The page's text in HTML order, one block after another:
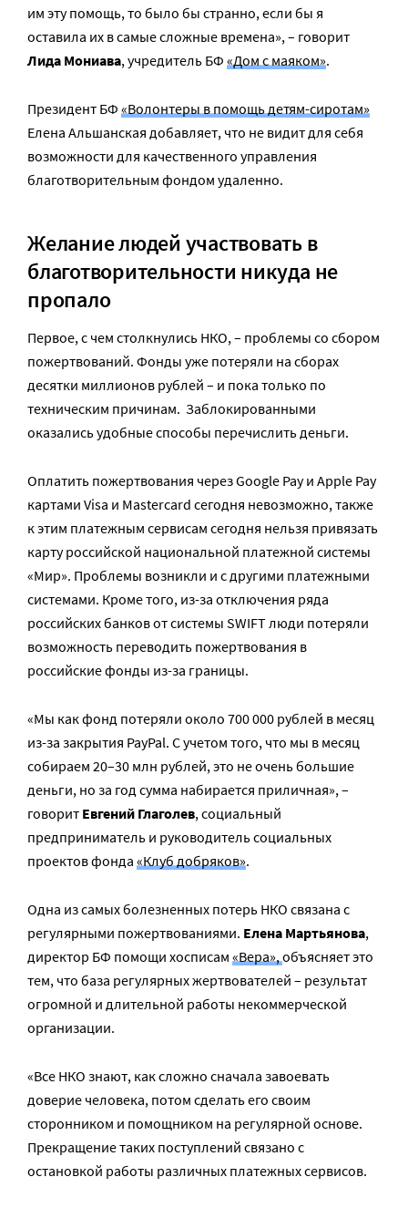
им эту помощь, то было бы странно, если бы я
оставила их в самые сложные времена», – говорит
Лида Мониава, учредитель БФ «Дом с маяком».
Президент БФ «Волонтеры в помощь детям-сиротам»
Елена Альшанская добавляет, что не видит для себя
возможности для качественного управления
благотворительным фондом удаленно.
Желание людей участвовать в
благотворительности никуда не
пропало
Первое, с чем столкнулись НКО, – проблемы со сбором
пожертвований. Фонды уже потеряли на сборах
десятки миллионов рублей – и пока только по
техническим причинам. Заблокированными
оказались удобные способы перечислить деньги.
Оплатить пожертвования через Google Pay и Apple Pay
картами Visa и Mastercard сегодня невозможно, также
к этим платежным сервисам сегодня нельзя привязать
карту российской национальной платежной системы
«Мир». Проблемы возникли и с другими платежными
системами. Кроме того, из-за отключения ряда
российских банков от системы SWIFT люди потеряли
возможность переводить пожертвования в
российские фонды из-за границы.
«Мы как фонд потеряли около 700 000 рублей в месяц
из-за закрытия PayPal. С учетом того, что мы в месяц
собираем 20–30 млн рублей, это не очень большие
деньги, но за год сумма набирается приличная», –
говорит Евгений Глаголев, социальный
предприниматель и руководитель социальных
проектов фонда «Клуб добряков».
Одна из самых болезненных потерь НКО связана с
регулярными пожертвованиями. Елена Мартьянова,
директор БФ помощи хосписам «Вера»,объясняет это
тем, что база регулярных жертвователей – результат
огромной и длительной работы некоммерческой
организации.
«Все НКО знают, как сложно сначала завоевать
доверие человека, потом сделать его своим
сторонником и помощником на регулярной основе.
Прекращение таких поступлений связано с
остановкой работы различных платежных сервисов.